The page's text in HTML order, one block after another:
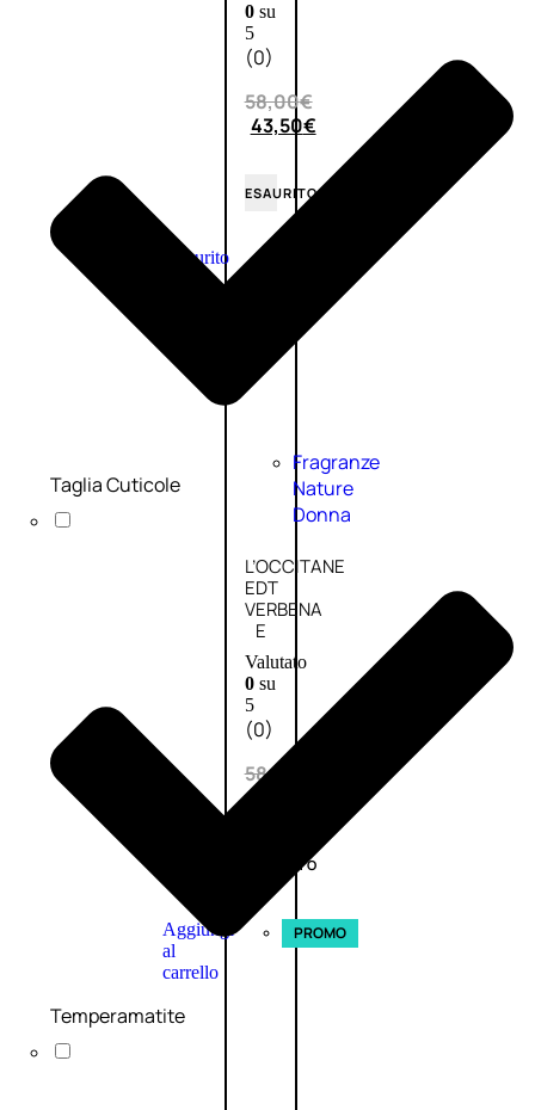
0su
5
(0)
58,00€
43,50€
ESAURITO
Esaurito
Fragranze
Nature
Donna
L’OCCITANE
EDT
VERBENA
E
Valutato
0su
5
(0)
58,00
43,50
ESAURITO
Aggiungi
al
carrello
PROMO
Taglia Cuticole
Temperamatite